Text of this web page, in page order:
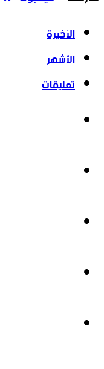
الأخيرة
الأشهر
تعليقات